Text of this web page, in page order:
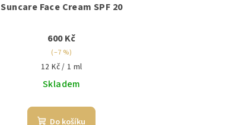
Suncare Face Cream SPF 20
600 Kč
(–7 %)
Měrná
cena:
12 Kč / 1 ml
Skladem
Do košíku